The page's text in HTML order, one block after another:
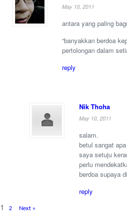
May 10, 2011
antara yang paling
“banyakkan berdoa
pertolongan dalam
reply
Nik Thoha
May 10, 2011
salam.
betul sangat
saya setuju
perlu
berdoa supaya
reply
1 2 Next »